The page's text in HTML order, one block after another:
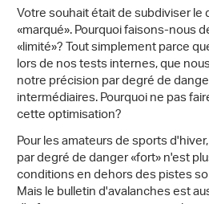
Votre souhait était de subdiviser
«marqué». Pourquoi faisons-nous
«limité»? Tout simplement parce
lors de nos tests internes, que
notre précision par degré de
intermédiaires. Pourquoi ne pas
cette optimisation?
Pour les amateurs de sports
par degré de danger «fort» n'est
conditions en dehors des pistes
Mais le bulletin d'avalanches est